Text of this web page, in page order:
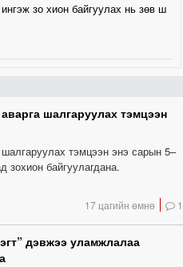
зо хион байгуулах нь зөв ш
шалгаруулах тэмцээн
тэмцээн энэ сарын 5–
зохион байгуулагдана.
17 цагийн өмнө 1
дэвжээ уламжлалаа